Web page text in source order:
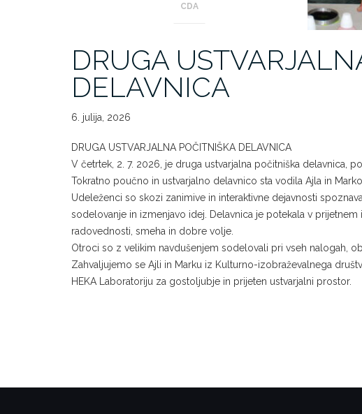
CDA
DRUGA
DELAVNICA
6. julija, 2026
DRUGA USTVARJALNA POČITNIŠKA DELAVNICA
V četrtek, 2. 7. 2026, je druga ustvarjalna počitniška delavnica,
Tokratno poučno in ustvarjalno delavnico sta vodila Ajla in
Udeleženci so skozi zanimive in interaktivne dejavnosti
sodelovanje in izmenjavo idej. Delavnica je potekala v
radovednosti, smeha in dobre volje.
Otroci so z velikim navdušenjem sodelovali pri vseh nalogah,
Zahvaljujemo se Ajli in Marku iz Kulturno-izobraževalnega
HEKA Laboratoriju za gostoljubje in prijeten ustvarjalni prostor.